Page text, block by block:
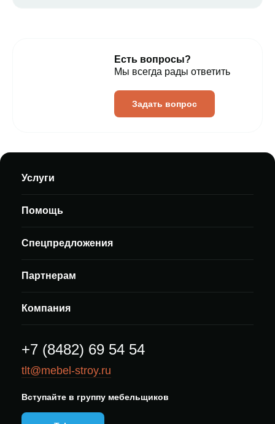
Есть вопросы?
Мы всегда рады ответить
Задать вопрос
Услуги
Помощь
Спецпредложения
Партнерам
Компания
+7 (8482) 69 54 54
tlt@mebel-stroy.ru
Вступайте в группу мебельщиков